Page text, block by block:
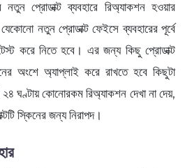
নতুন প্রোডাক্ট ব্যবহারে রিঅ্যাকশন হওয়ার
নতুন প্রোডাক্ট ফেইসে ব্যবহারের পূর্বে
করে নিতে হবে। এর জন্য কিছু প্রোডাক্ট
অংশে অ্যাপ্লাই করে রাখতে হবে কিছুটা
২৪ ঘণ্টায় কোনোরকম রিঅ্যাকশন দেখা না দেয়,
স্কিনের জন্য নিরাপদ।